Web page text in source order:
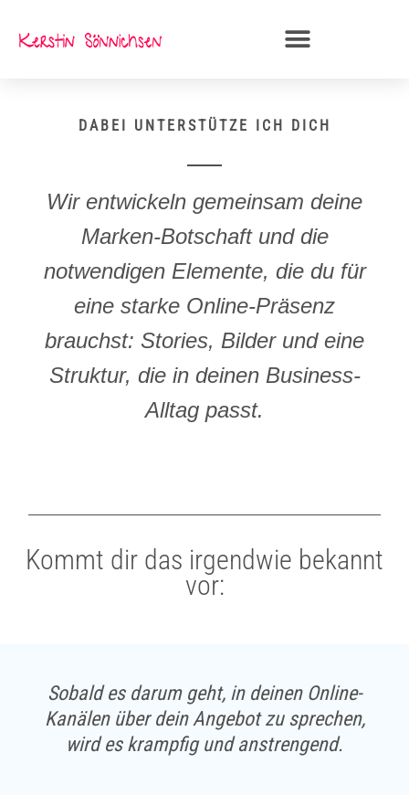
Inhalt
DABEI UNTERSTÜTZE ICH DICH
Wir entwickeln gemeinsam deine
Marken-Botschaft und die
notwendigen Elemente, die du für
eine starke Online-Präsenz
brauchst: Stories, Bilder und eine
Struktur, die in deinen Business-
Alltag passt.
Kommt dir das irgendwie bekannt
vor:
Sobald es darum geht, in deinen Online-
Kanälen über dein Angebot zu sprechen,
wird es krampfig und anstrengend.